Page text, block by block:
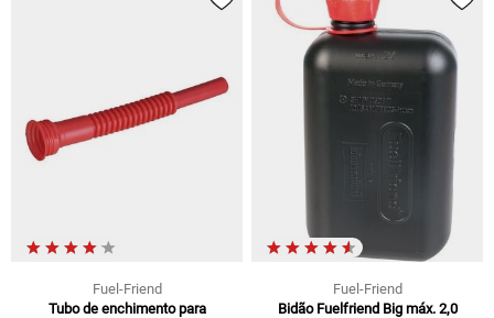
Fuel-Friend
Tubo de enchimento para
Fuel-Friend
Bidão Fuelfriend Big máx. 2,0